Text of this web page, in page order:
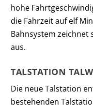
hohe
die Fahrzeit auf elf
Bahnsystem
aus.
TALSTATION
Die neue Talstation
bestehenden